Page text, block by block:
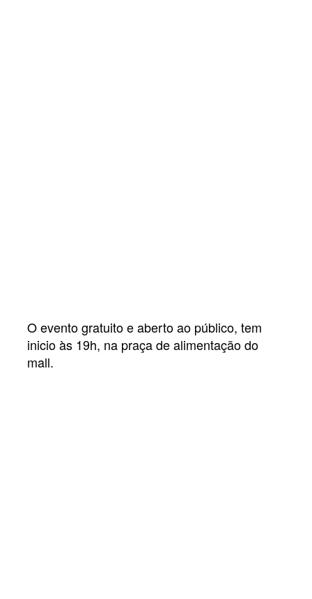
O evento gratuito e aberto ao público, tem
inicio às 19h, na praça de alimentação do
mall.